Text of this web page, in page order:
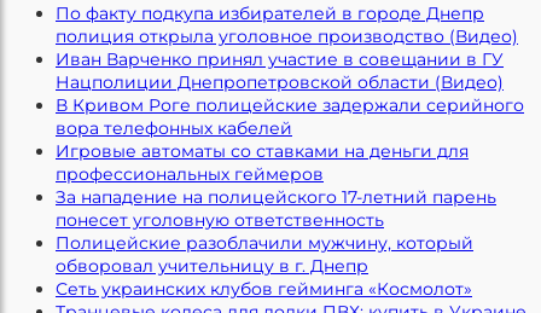
По факту подкупа избирателей в городе Днепр
полиция открыла уголовное производство (Видео)
Иван Варченко принял участие в совещании в ГУ
Нацполиции Днепропетровской области (Видео)
В Кривом Роге полицейские задержали серийного
вора телефонных кабелей
Игровые автоматы со ставками на деньги для
профессиональных геймеров
За нападение на полицейского 17-летний парень
понесет уголовную ответственность
Полицейские разоблачили мужчину, который
обворовал учительницу в г. Днепр
Сеть украинских клубов гейминга «Космолот»